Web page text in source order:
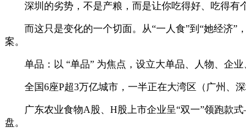
深圳的劣势，不是产粮，而是让你吃得好、吃得有
而这只是变化的一个切面。从“一人食”到“她经济”，
案。
单品：以 “单品” 为焦点，设立大单品、人物、企业
全国6座P超3万亿城市，一半正在大湾区（广州、深
广东农业食物A股、H股上市企业呈“双一”领跑款式
盘。